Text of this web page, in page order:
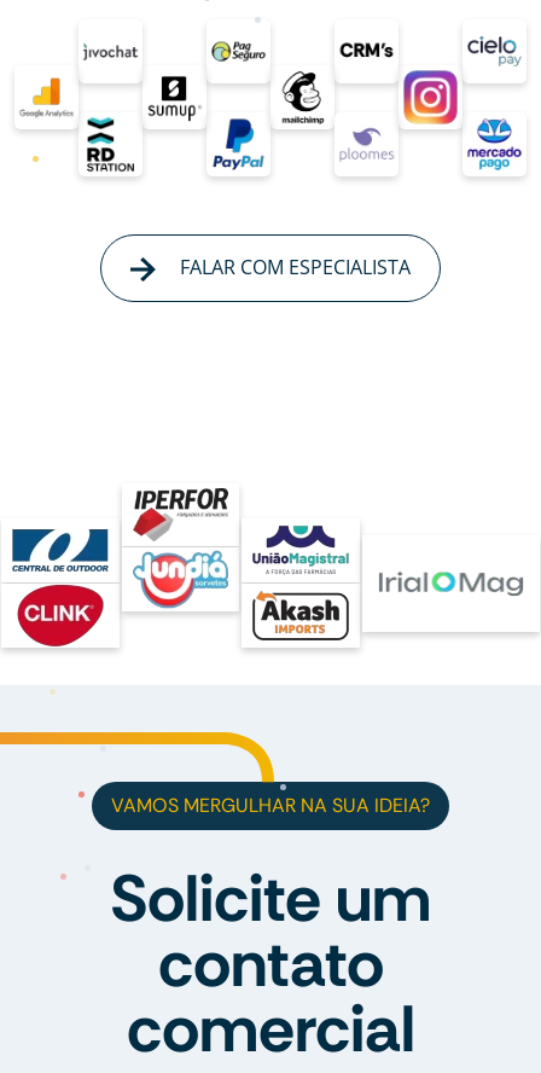
FALAR COM ESPECIALISTA
VAMOS MERGULHAR NA SUA IDEIA?
Solicite um
contato
comercial